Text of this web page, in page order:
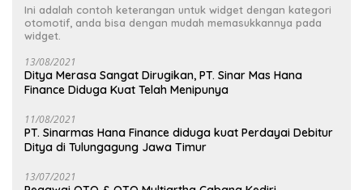
Ini adalah contoh keterangan untuk widget dengan kategori
otomotif, anda bisa dengan mudah memasukkannya pada
widget.
13/08/2021
Ditya Merasa Sangat Dirugikan, PT. Sinar Mas Hana
Finance Diduga Kuat Telah Menipunya
11/08/2021
PT. Sinarmas Hana Finance diduga kuat Perdayai Debitur
Ditya di Tulungagung Jawa Timur
13/07/2021